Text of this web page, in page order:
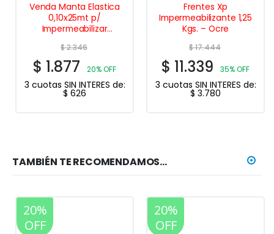
Venda Manta Elastica
0,10x25mt p/
Impermeabilizar
$2.346
$ 1.877 20% OFF
3 cuotas SIN INTERES de:
$ 626
Frentes Xp
Impermeabilizante 1,25
Kgs. – Ocre
$17.444
$ 11.339 35% OFF
3 cuotas SIN INTERES de:
$ 3.780
TAMBIÉN TE RECOMENDAMOS…
20%
OFF
20%
OFF